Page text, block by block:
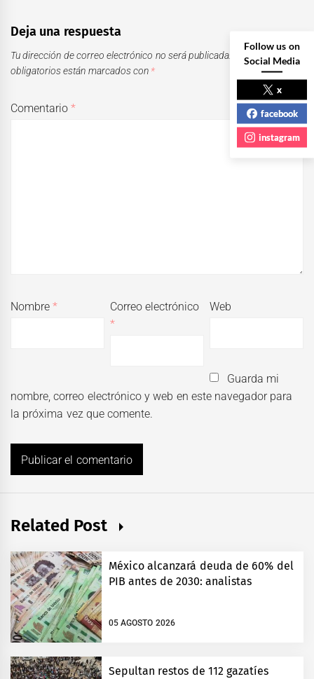
Deja una respuesta
Tu dirección de correo electrónico no será publicada.
Los campos
obligatorios están marcados con *
Comentario*
Nombre*
Correo electrónico
*
Web
Guarda mi
nombre, correo electrónico y web en este navegador para
la próxima vez que comente.
Related Post
México alcanzará deuda de 60% del
PIB antes de 2030: analistas
05 AGOSTO 2026
Sepultan restos de 112 gazatíes
Follow us on
Social Media
x
facebook
instagram